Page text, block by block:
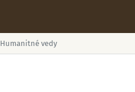
Humanitné vedy